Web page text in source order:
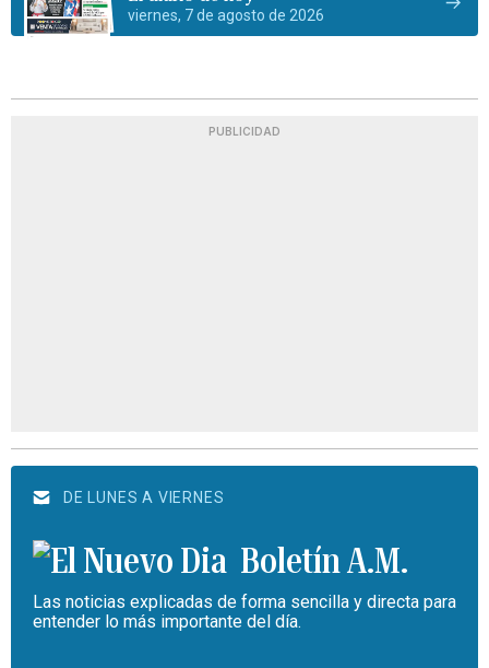
viernes, 7 de agosto de 2026
PUBLICIDAD
DE LUNES A VIERNES
Boletín A.M.
Las noticias explicadas de forma sencilla y directa para
entender lo más importante del día.